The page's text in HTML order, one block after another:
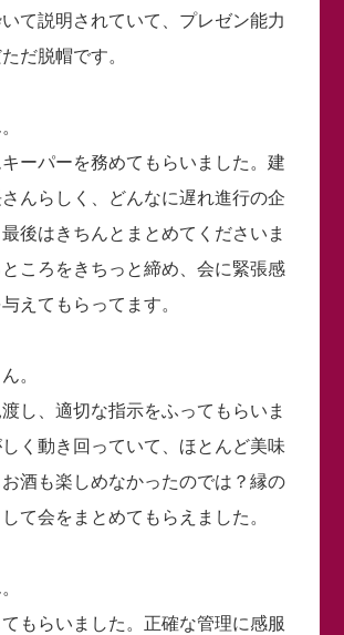
て説明されていて、プレゼン能力
だ脱帽です。
ーパーを務めてもらいました。建
んらしく、どんなに遅れ進行の企
後はきちんとまとめてくださいま
ころをきちっと締め、会に緊張感
えてもらってます。
。
し、適切な指示をふってもらいま
く動き回っていて、ほとんど美味
酒も楽しめなかったのでは？縁の
て会をまとめてもらえました。
もらいました。正確な管理に感服